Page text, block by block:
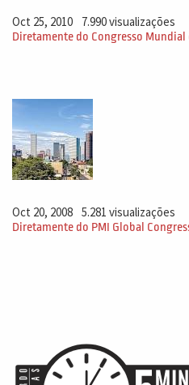
Oct 25, 2010 7.990 visualizações
Diretamente do Congresso Mundial
Oct 20, 2008 5.281 visualizações
Diretamente do PMI Global